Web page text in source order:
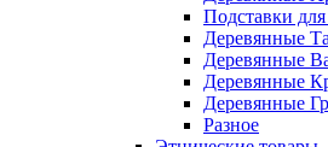
Подставки
Деревянные
Деревянные
Деревянные
Деревянные
Разное